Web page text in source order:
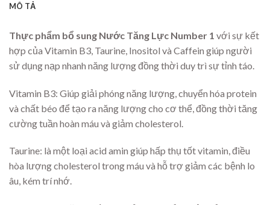
MÔ TẢ
Thực phẩm bổ sung Nước Tăng Lực Number 1 với sự kết
hợp của Vitamin B3, Taurine, Inositol và Caffein giúp người
sử dụng nạp nhanh năng lượng đồng thời duy trì sự tỉnh táo.
Vitamin B3: Giúp giải phóng năng lượng, chuyển hóa protein
và chất béo để tạo ra năng lượng cho cơ thể, đồng thời tăng
cường tuần hoàn máu và giảm cholesterol.
Taurine: là một loại acid amin giúp hấp thụ tốt vitamin, điều
hòa lượng cholesterol trong máu và hỗ trợ giảm các bệnh lo
âu, kém trí nhớ.